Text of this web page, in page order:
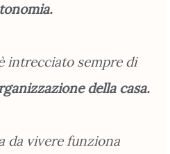
intrecciato sempre di
della casa.
da vivere funziona